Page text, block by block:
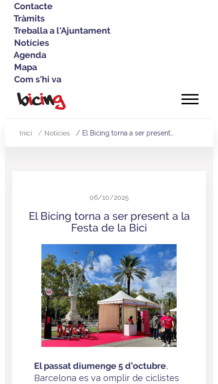
Contacte
Tràmits
Treballa a l'Ajuntament
Notícies
Agenda
Mapa
Com s'hi va
Vés
Inici Notícies El Bicing torna a ser present…
06/10/2025
El Bicing torna a ser present a la
Festa de la Bici
El passat diumenge 5 d’octubre,
Barcelona es va omplir de ciclistes